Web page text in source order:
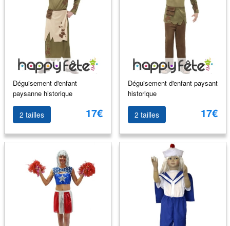
Déguisement d'enfant
paysanne historique
2 tailles 17€
Déguisement d'enfant paysant
historique
2 tailles 17€